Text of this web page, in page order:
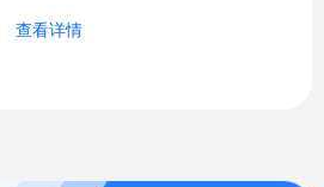
将针对这些问题做出简要介绍，希望对大
查看详情